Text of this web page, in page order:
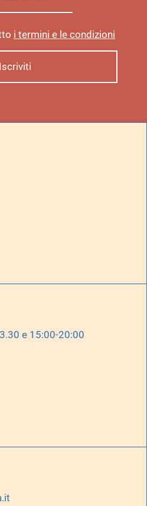
i termini e le condizioni
e 15:00-20:00